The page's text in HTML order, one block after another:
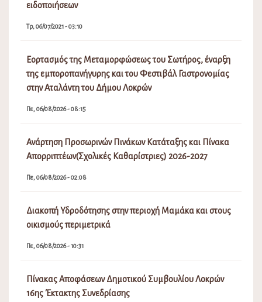
ειδοποιήσεων
Τρ, 06/07/2021 - 03:10
Εορτασμός της Μεταμορφώσεως του Σωτήρος, έναρξη
της εμποροπανήγυρης και του Φεστιβάλ Γαστρονομίας
στην Αταλάντη του Δήμου Λοκρών
Πε, 06/08/2026 - 08:15
Ανάρτηση Προσωρινών Πινάκων Κατάταξης και Πίνακα
Απορριπτέων(Σχολικές Καθαρίστριες) 2026-2027
Πε, 06/08/2026 - 02:08
Διακοπή Υδροδότησης στην περιοχή Μαμάκα και στους
οικισμούς περιμετρικά
Πε, 06/08/2026 - 10:31
Πίνακας Αποφάσεων Δημοτικού Συμβουλίου Λοκρών
16ης Έκτακτης Συνεδρίασης